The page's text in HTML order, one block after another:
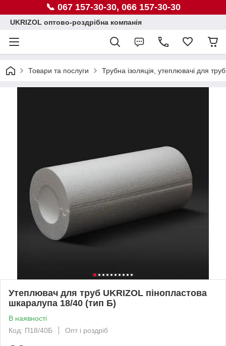
📞 067 157-30-30, 066 157-30-30
UKRIZOL оптово-роздрібна компанія
Товари та послуги Трубна ізоляція, утеплювачі для труб
Утеплювач для труб UKRIZOL пінопластова
шкаралупа 18/40 (тип Б)
В наявності
Код: П18/40Б
Опт і роздріб